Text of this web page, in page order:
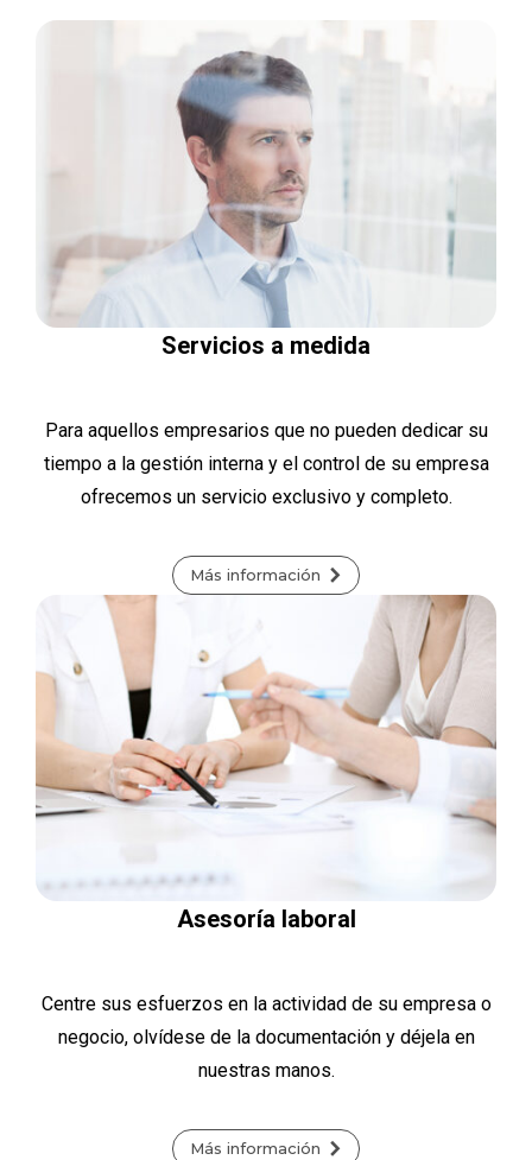
Servicios a medida
Para aquellos empresarios que no pueden dedicar su
tiempo a la gestión interna y el control de su empresa
ofrecemos un servicio exclusivo y completo.
Más información
Asesoría laboral
Centre sus esfuerzos en la actividad de su empresa o
negocio, olvídese de la documentación y déjela en
nuestras manos.
Más información